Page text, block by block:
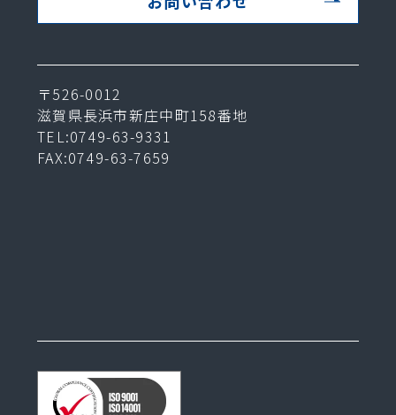
〒526-0012
滋賀県長浜市新庄中町158番地
TEL:0749-63-9331
FAX:0749-63-7659